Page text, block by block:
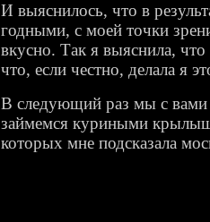
И выяснилось, что в
годными, с моей точки
вкусно. Так я выяснила,
что, если честно, делала я
В следующий раз мы с вами
займемся куриными
которых мне подсказала